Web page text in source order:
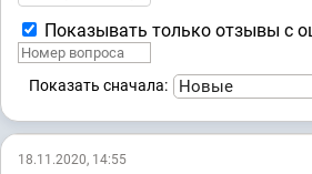
Показывать только отзывы с
Показать сначала:
18.11.2020, 14:55